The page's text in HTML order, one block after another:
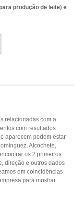
produção de leite) e
relacionadas com a
com resultados
aparecem podem estar
Alcochete,
os 2 primeiros
direção e outros dados
em coincidências
para mostrar